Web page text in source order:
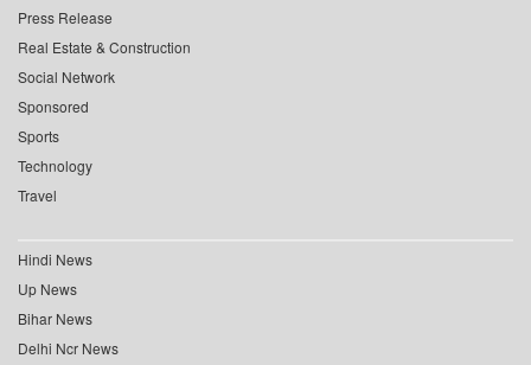
Press Release
Real Estate & Construction
Social Network
Sponsored
Sports
Technology
Travel
Hindi News
Up News
Bihar News
Delhi Ncr News